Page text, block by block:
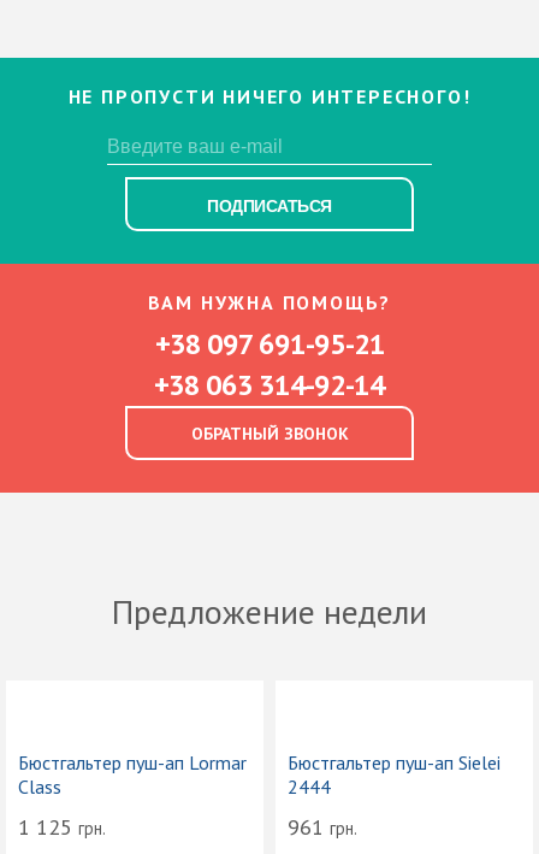
НЕ ПРОПУСТИ НИЧЕГО ИНТЕРЕСНОГО!
ПОДПИСАТЬСЯ
ВАМ НУЖНА ПОМОЩЬ?
+38 097 691-95-21
+38 063 314-92-14
ОБРАТНЫЙ ЗВОНОК
Предложение недели
Бюстгальтер пуш-ап Lormar
Class
1 125 грн.
Бюстгальтер пуш-ап Sielei
2444
961 грн.